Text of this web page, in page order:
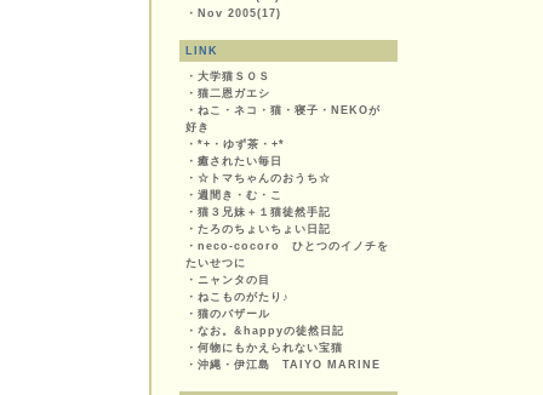
・ Nov 2005(17)
LINK
・ 大学猫ＳＯＳ
・ 猫二恩ガエシ
・ ねこ・ネコ・猫・寝子・NEKOが
好き
・ *+・ゆず茶・+*
・ 癒されたい毎日
・ ☆トマちゃんのおうち☆
・ 週間き・む・こ
・ 猫３兄妹＋１猫徒然手記
・ たろのちょいちょい日記
・ neco-cocoro ひとつのイノチを
たいせつに
・ ニャンタの目
・ ねこものがたり♪
・ 猫のバザール
・ なお。&happyの徒然日記
・ 何物にもかえられない宝猫
・ 沖縄・伊江島 TAIYO MARINE